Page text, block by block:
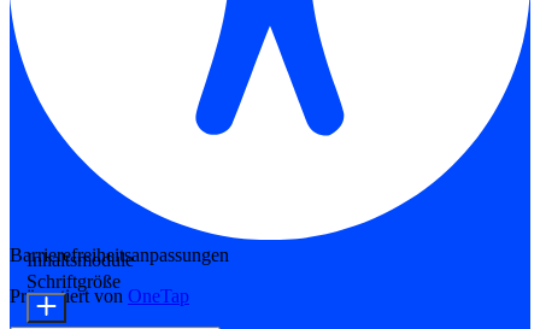
Barrierefreiheitsanpassungen
Präsentiert von OneTap
Inhaltsmodule
Schriftgröße